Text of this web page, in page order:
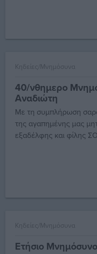
Κηδείες/Μνημόσυνα
40/νθημερο
Αναδιώτη
Με τη συμπλήρωση
της αγαπημένης μας
εξαδέλφης και φίλης
Κηδείες/Μνημόσυνα
Ετήσιο